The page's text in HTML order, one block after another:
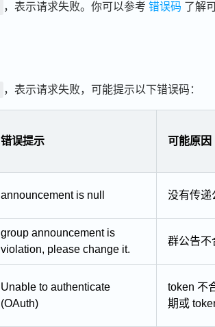
，表示请求失败。你可以参考 错误码 了解
，表示请求失败，可能提示以下错误码：
错误提示 可能原因
announcement is null 没有传递
group announcement is
violation, please change it.
群公告不
Unable to authenticate
(OAuth)
token 不
期或